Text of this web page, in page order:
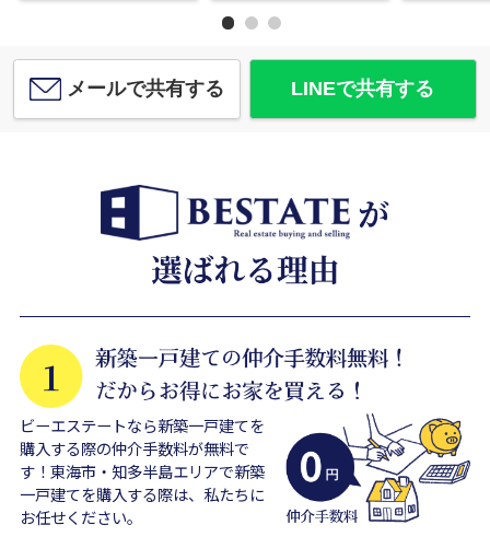
メールで共有する LINEで共有する
ビーエステートなら新築一戸建てを
購入する際の仲介手数料が無料で
す！東海市・知多半島エリアで新築
一戸建てを購入する際は、私たちに
お任せください。